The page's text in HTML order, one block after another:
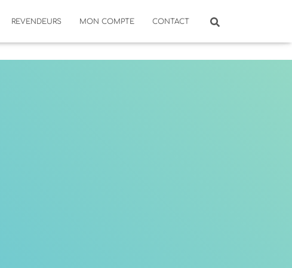
REVENDEURS MON COMPTE CONTACT